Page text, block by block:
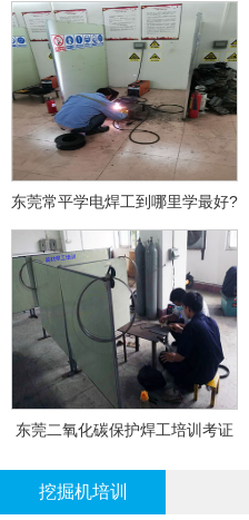
东莞常平学电焊工到哪里学最好?
东莞二氧化碳保护焊工培训考证
挖掘机培训